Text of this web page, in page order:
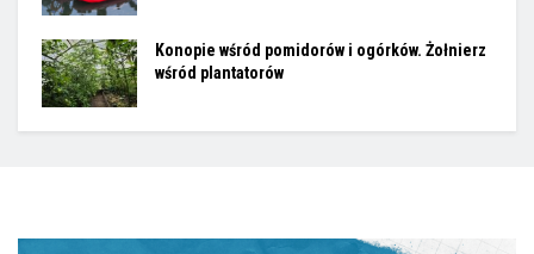
Konopie wśród pomidorów i ogórków. Żołnierz
wśród plantatorów